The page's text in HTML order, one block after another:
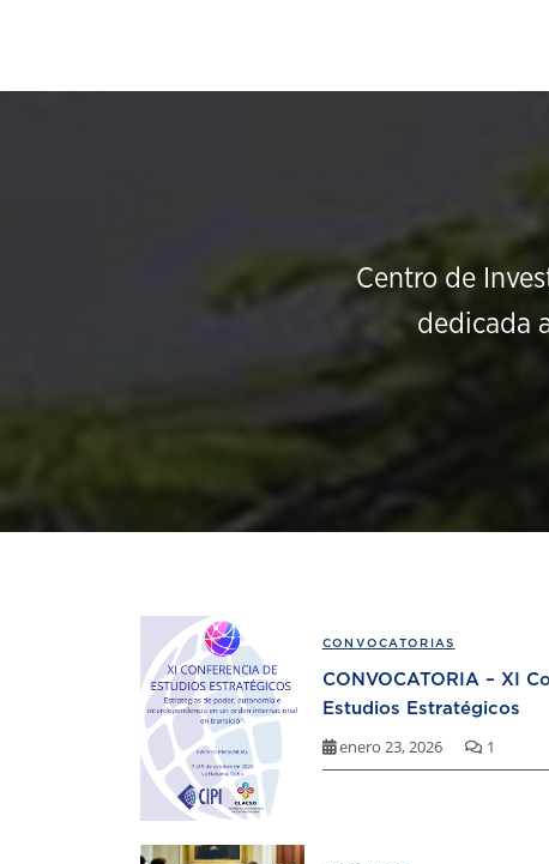
Centro de
dedicada
CONVOCATORIAS
CONVOCATORIA – XI
Estudios Estratégicos
enero 23, 2026 1